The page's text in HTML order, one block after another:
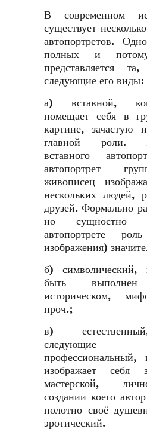
В современном
существует
автопортретов.
полных и
представляется
следующие его виды:
а) вставной,
помещает себя в
картине, зачастую
главной роли.
вставного
автопортрет
живописец
нескольких людей,
друзей. Формально
но сущностно
автопортрете
изображения)
б) символический,
быть
историческом,
проч.;
в)
следующие
профессиональный,
изображает
мастерской,
создании коего
полотно своё
эротический.